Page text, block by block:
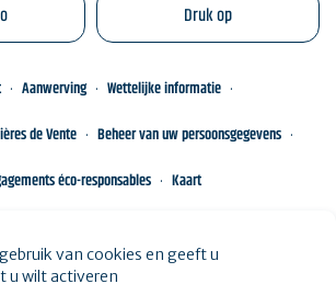
Druk op
Aanwerving
Wettelijke informatie
de Vente
Beheer van uw persoonsgegevens
éco-responsables
Kaart
van cookies en geeft u
u wilt activeren